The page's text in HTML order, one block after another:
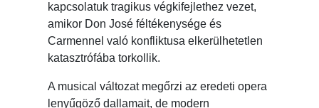
kapcsolatuk tragikus végkifejlethez vezet,
amikor Don José féltékenysége és
Carmennel való konfliktusa elkerülhetetlen
katasztrófába torkollik.
A musical változat megőrzi az eredeti opera
lenyűgöző dallamait, de modern